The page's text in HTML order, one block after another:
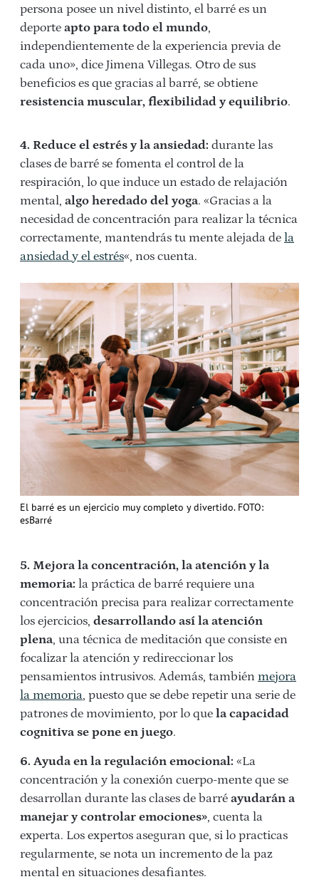
persona posee un nivel distinto, el barré es un
deporte apto para todo el mundo,
independientemente de la experiencia previa de
cada uno», dice Jimena Villegas. Otro de sus
beneficios es que gracias al barré, se obtiene
resistencia muscular, flexibilidad y equilibrio.
4. Reduce el estrés y la ansiedad: durante las
clases de barré se fomenta el control de la
respiración, lo que induce un estado de relajación
mental, algo heredado del yoga. «Gracias a la
necesidad de concentración para realizar la técnica
correctamente, mantendrás tu mente alejada de la
ansiedad y el estrés«, nos cuenta.
El barré es un ejercicio muy completo y divertido. FOTO:
esBarré
5. Mejora la concentración, la atención y la
memoria: la práctica de barré requiere una
concentración precisa para realizar correctamente
los ejercicios, desarrollando así la atención
plena, una técnica de meditación que consiste en
focalizar la atención y redireccionar los
pensamientos intrusivos. Además, también mejora
la memoria, puesto que se debe repetir una serie de
patrones de movimiento, por lo que la capacidad
cognitiva se pone en juego.
6. Ayuda en la regulación emocional: «La
concentración y la conexión cuerpo-mente que se
desarrollan durante las clases de barré ayudarán a
manejar y controlar emociones», cuenta la
experta. Los expertos aseguran que, si lo practicas
regularmente, se nota un incremento de la paz
mental en situaciones desafiantes.